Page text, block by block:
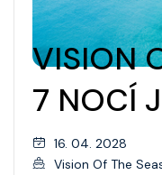
VISION
7 NOCÍ
16. 04. 2028
Vision Of The